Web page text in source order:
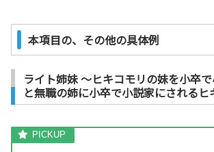
本項目の、その他の具体例
ライト姉妹 〜ヒキコモリの妹を小卒
と無職の姉に小卒で小説家にされる